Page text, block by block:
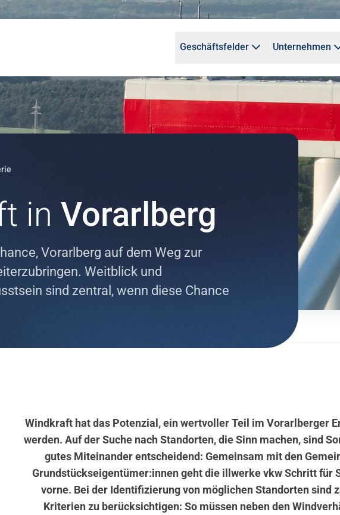
Geschäftsfelder Unternehmen
in Vorarlberg
Vorarlberg auf dem Weg zur
Weitblick und
sind zentral, wenn diese Chance
Windkraft hat das Potenzial, ein wertvoller Teil im Vorarlberger
werden. Auf der Suche nach Standorten, die Sinn machen, sind
gutes Miteinander entscheidend: Gemeinsam mit den
Grundstückseigentümer:innen geht die illwerke vkw Schritt für
vorne. Bei der Identifizierung von möglichen Standorten sind
Kriterien zu berücksichtigen: So müssen neben den